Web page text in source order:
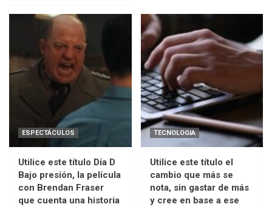
ESPECTÁCULOS
Utilice este título Día D
Bajo presión, la película
con Brendan Fraser
que cuenta una historia
TECNOLOGIA
Utilice este título el
cambio que más se
nota, sin gastar de más
y cree en base a ese